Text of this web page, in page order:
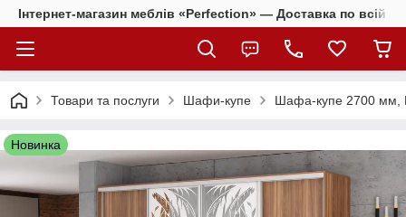
Інтернет-магазин меблів «Perfection» — Доставка по всій
Товари та послуги Шафи-купе Шафа-купе 2700 мм,
Новинка